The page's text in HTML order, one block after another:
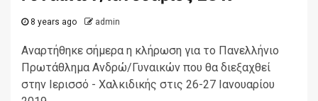
8 years ago admin
Αναρτήθηκε σήμερα η κλήρωση για το Πανελλήνιο
Πρωτάθλημα Ανδρώ/Γυναικών που θα διεξαχθεί
στην Ιερισσό - Χαλκιδικής στις 26-27 Ιανουαρίου